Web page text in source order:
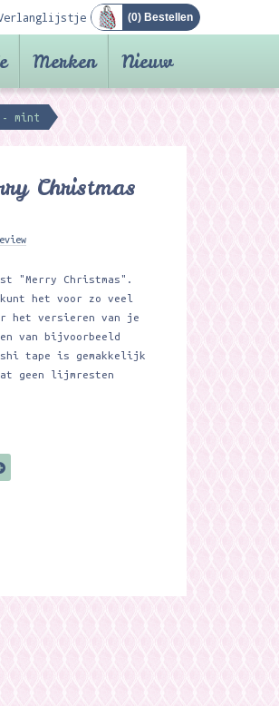
(0) Bestellen
Merken Nieuw
- mint
Christmas
"Merry Christmas".
het voor zo veel
het versieren van je
van bijvoorbeeld
tape is gemakkelijk
geen lijmresten